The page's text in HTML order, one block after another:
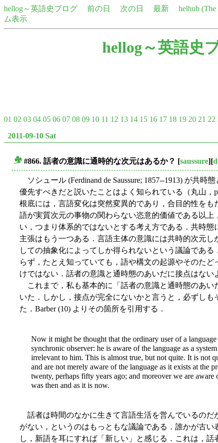
hellog～英語史ブログ 前の日 次の日 最新
helhub
ム表示
hellog～英語史
01 02 03 04 05 06 07 08 09 10 11 12 13 14 15 16 17 18 19 20 21 22
2011-09-10 Sat
#866. 話者の意識に通時的な次元はあるか？ [saussure][
ソシュール (Ferdinand de Saussure; 1857--1913) が共
優先すべきだと説いたことはよく知られている（丸山，
根底には，言語変化は突然変異的であり，合目的性を
語が実質次元の事物の関わらない恣意的価値である以
い，つまり体系的ではないとする考え方である．共時
主張はもう一つある．言語主体の意識には共時的次元
しての抽象化によってしか得られないという議論であ
らず，たとえ知っていても，語や構文の起源やそのた
けではない．話者の意識と通時態のあいだに接点はない
これまで，私も基本的に「話者の意識と通時態のあい
いた．しかし，接点が完全にないかと言うと，必ずし
た．Barber (10) よりその箇所を引用する．
Now it might be thought that the ordinary user of a
synchronic observer: he is aware of the language as a
irrelevant to him. This is almost true, but not quite. It is not
and are not merely aware of the language as it exists at the
twenty, perhaps fifty years ago; and moreover we are aware
was then and as it is now.
話者は時間のなかに生きて言語生活を営んでいるのだ
がない，というのはもっともな議論である．誰かが古
し，新語を耳にすれば「新しい」と感じる．これは，